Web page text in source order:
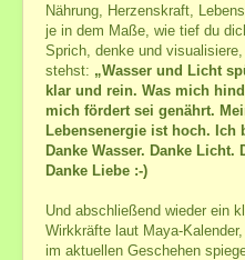
Nährung, Herzenskraft,
je in dem Maße, wie tief du
Sprich, denke und
stehst: „Wasser und Licht
klar und rein. Was mich
mich fördert sei genährt.
Lebensenergie ist hoch. Ich
Danke Wasser. Danke Licht.
Danke Liebe :-)
Und abschließend wieder ein
Wirkkräfte laut Maya-
im aktuellen Geschehen